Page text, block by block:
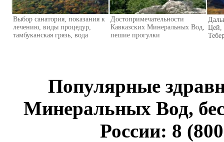
Выбор санатория, показания к
лечению, виды процедур,
тамбуканская грязь, вода
Достопримечательности
Кавказских Минеральных Вод,
пешие прогулки
Цей,
Популярные
Минеральных Вод,
России: 8